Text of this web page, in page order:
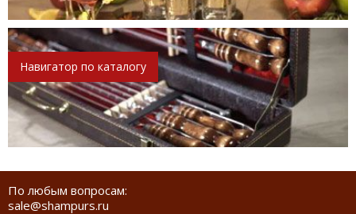
Навигатор по каталогу
По любым вопросам:
sale@shampurs.ru